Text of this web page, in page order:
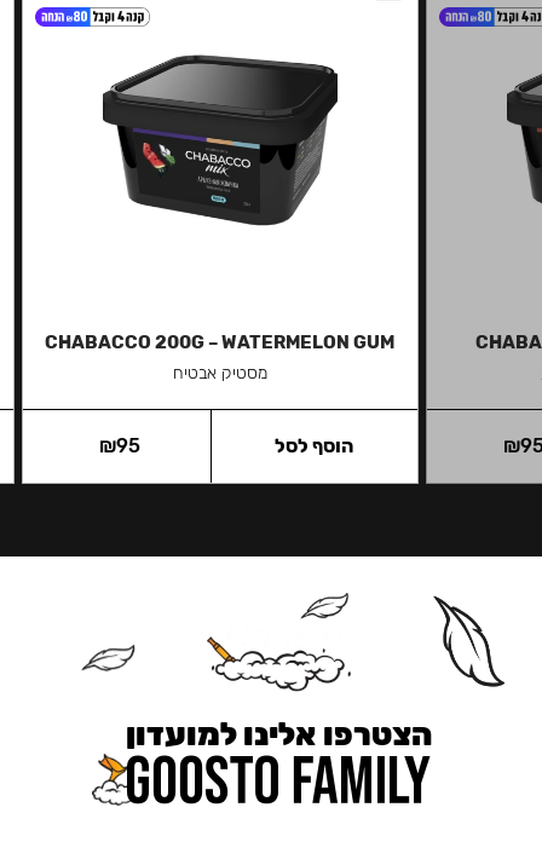
₪
CHABACCO 200G – WATERMELON GUM
מסטיק אבטיח
₪95 הוסף לסל
הצטרפו אלינו למועדון